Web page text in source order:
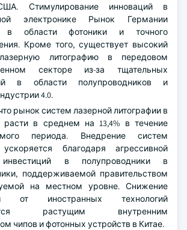
Стимулирование инноваций в
электронике Рынок Германии
в области фотоники и точного
Кроме того, существует высокий
литографию в передовом
секторе из-за тщательных
в области полупроводников и
4.0.
рынок систем лазерной литографии в
расти в среднем на 13,4% в течение
периода. Внедрение систем
благодаря агрессивной
инвестиций в полупроводники в
поддерживаемой правительством
на местном уровне. Снижение
от иностранных технологий
растущим внутренним
чипов и фотонных устройств в Китае.